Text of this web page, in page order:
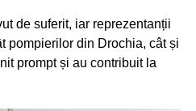
de suferit, iar reprezentanții
pompierilor din Drochia, cât și
prompt și au contribuit la